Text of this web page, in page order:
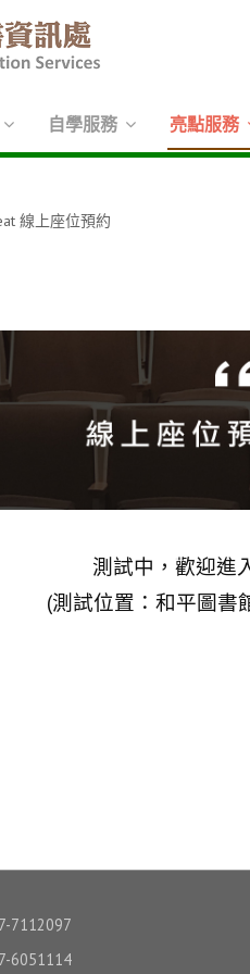
自學服務 亮點服務
線上座位預約
測試中，歡迎進
(測試位置：和平圖書
7112097
6051114